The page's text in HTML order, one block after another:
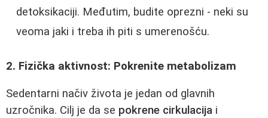
detoksikaciji. Međutim, budite oprezni - neki su
veoma jaki i treba ih piti s umerenošću.
2. Fizička aktivnost: Pokrenite metabolizam
Sedentarni načiv života je jedan od glavnih
uzročnika. Cilj je da se pokrene cirkulacija i